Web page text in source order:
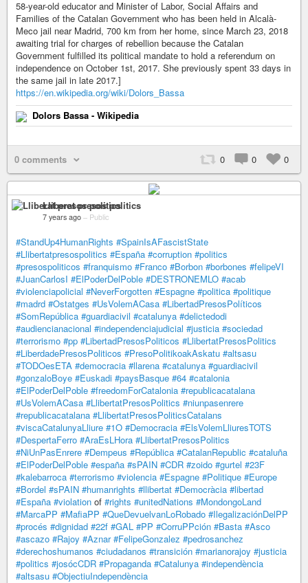
58-year-old educator and Minister of Labor, Social Affairs and
Families of the Catalan Government who has been held in Alcalà-
Meco jail near Madrid, 700 km from her home, since March 23, 2018
awaiting trial for charges of rebellion because the Catalan
Government fulfilled its political mandate to hold a referendum on
independence on October 1st, 2017. She previously spent 33 days in
the same jail in late 2017.]
https://en.wikipedia.org/wiki/Dolors_Bassa
Dolors Bassa - Wikipedia
0 comments 0 0 0
Lliberat presos politics
7 years ago – Public
#StandUp4HumanRights #SpainIsAFascistState
#Llibertatpresospolitics #España #corruption #politics
#presospoliticos #franquismo #Franco #Borbon #borbones #felipeVI
#JuanCarlosI #ElPoderDelPoble #DESTRONEMLO #acab
#violenciapolicial #NeverForgotten #Espagne #politica #politique
#madrd #Ostatges #UsVolemACasa #LibertadPresosPolíticos
#SomRepública #guardiacivil #catalunya #delictedodi
#audiencianacional #independenciajudicial #justicia #sociedad
#terrorismo #pp #LibertadPresosPoliticos #LlibertatPresosPolitics
#LiberdadePresosPoliticos #PresoPolitikoakAskatu #altsasu
#TODOesETA #democracia #llarena #catalunya #guardiacivil
#gonzaloBoye #Euskadi #paysBasque #64 #catalonia
#ElPoderDelPoble #freedomForCatalonia #republicacatalana
#UsVolemACasa #LlibertatPresosPolitics #niunpasenrere
#republicacatalana #LlibertatPresosPoliticsCatalans
#viscaCatalunyaLliure #1O #Democracia #ElsVolemLliuresTOTS
#DespertaFerro #AraEsLHora #LlibertatPresosPolitics
#NiUnPasEnrere #Dempeus #República #CatalanRepublic #cataluña
#ElPoderDelPoble #españa #sPAIN #CDR #zoido #gurtel #23F
#kalebarroca #terrorismo #violencia #Espagne #Politique #Europe
#Bordel #sPAIN #humanrights #llibertat #Democràcia #libertad
#España #violation of #rights #unitedNations #MondongoLand
#MarcaPP #MafiaPP #QueDevuelvanLoRobado #IlegalizaciónDelPP
#procés #dignidad #22f #GAL #PP #CorruPPción #Basta #Asco
#ascazo #Rajoy #Aznar #FelipeGonzalez #pedrosanchez
#derechoshumanos #ciudadanos #transición #marianorajoy #justicia
#politics #josócCDR #Propaganda #Catalunya #independència
#altsasu #ObjectiuIndependència